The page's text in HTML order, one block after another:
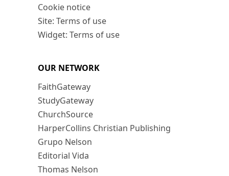
Cookie notice
Site: Terms of use
Widget: Terms of use
OUR NETWORK
FaithGateway
StudyGateway
ChurchSource
HarperCollins Christian Publishing
Grupo Nelson
Editorial Vida
Thomas Nelson